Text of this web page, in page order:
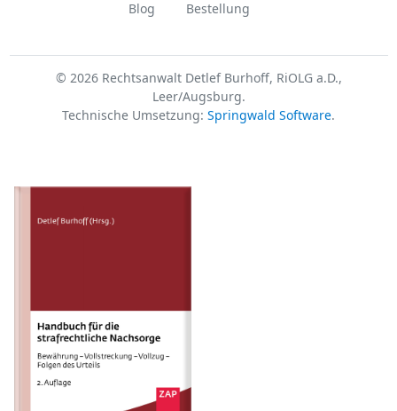
Blog Bestellung
© 2026 Rechtsanwalt Detlef Burhoff, RiOLG a.D.,
Leer/Augsburg.
Technische Umsetzung: Springwald Software.